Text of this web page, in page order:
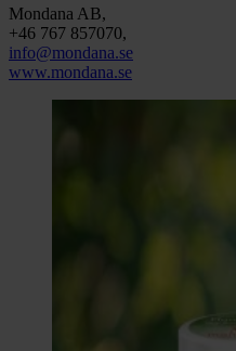
Mondana AB,
+46 767 857070,
info@mondana.se
www.mondana.se